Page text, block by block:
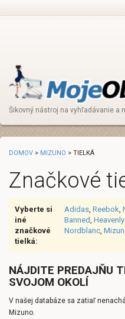
Šikovný nástroj na vyhľadávanie a
DOMOV > MIZUNO > TIELKÁ
Značkové
Vyberte si
iné
značkové
tielká:
Adidas Reebok
Banned
Nordblanc
NÁJDITE PREDAJŇU
SVOJOM OKOLÍ
V našej databáze sa zatiaľ
Mizuno.